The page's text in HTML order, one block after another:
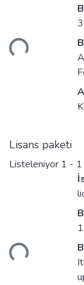
Lisans paketi
Listeleniyor 1 -